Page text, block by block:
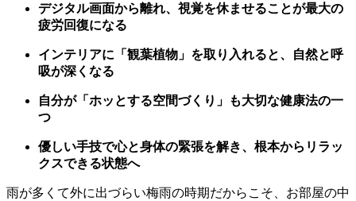
デジタル画面から離れ、視覚を休ませることが最大の
疲労回復になる
インテリアに「観葉植物」を取り入れると、自然と呼
吸が深くなる
自分が「ホッとする空間づくり」も大切な健康法の一
つ
優しい手技で心と身体の緊張を解き、根本からリラッ
クスできる状態へ
雨が多くて外に出づらい梅雨の時期だからこそ、お部屋の中